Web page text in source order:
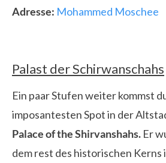
Adresse: Mohammed Moschee
Palast der Schirwanschahs
Ein paar Stufen weiter kommst
imposantesten Spot in der
Palace of the Shirvanshahs. Er
dem rest des historischen Kerns